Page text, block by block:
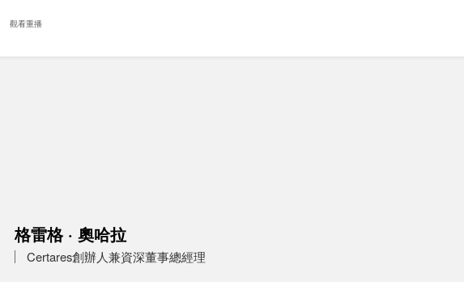
觀看重播
格雷格 · 奧哈拉
Certares創辦人兼資深董事總經理